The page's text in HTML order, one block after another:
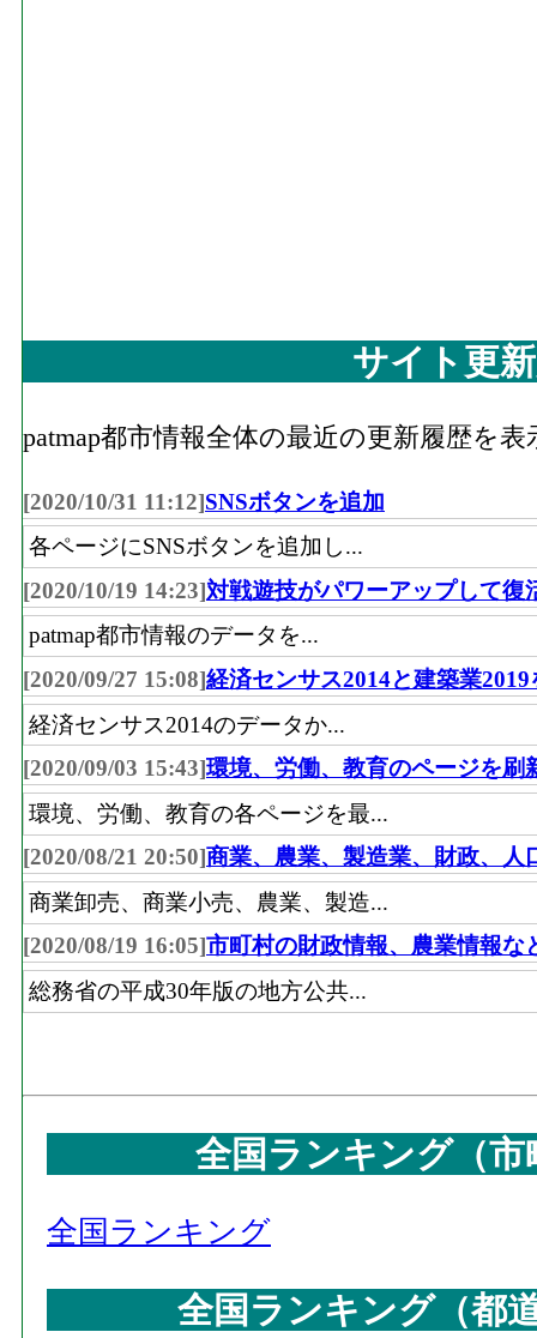
サイト更
patmap都市情報全体の最近の更新履歴を表
[2020/10/31 11:12]SNSボタンを追加
各ページにSNSボタンを追加し...
[2020/10/19 14:23]対戦遊技がパワーアップして復
patmap都市情報のデータを...
[2020/09/27 15:08]経済センサス2014と建築業2019
経済センサス2014のデータか...
[2020/09/03 15:43]環境、労働、教育のページを刷
環境、労働、教育の各ページを最...
[2020/08/21 20:50]商業、農業、製造業、財政、人
商業卸売、商業小売、農業、製造...
[2020/08/19 16:05]市町村の財政情報、農業情報な
総務省の平成30年版の地方公共...
全国ランキング（
全国ランキング
全国ランキング（都